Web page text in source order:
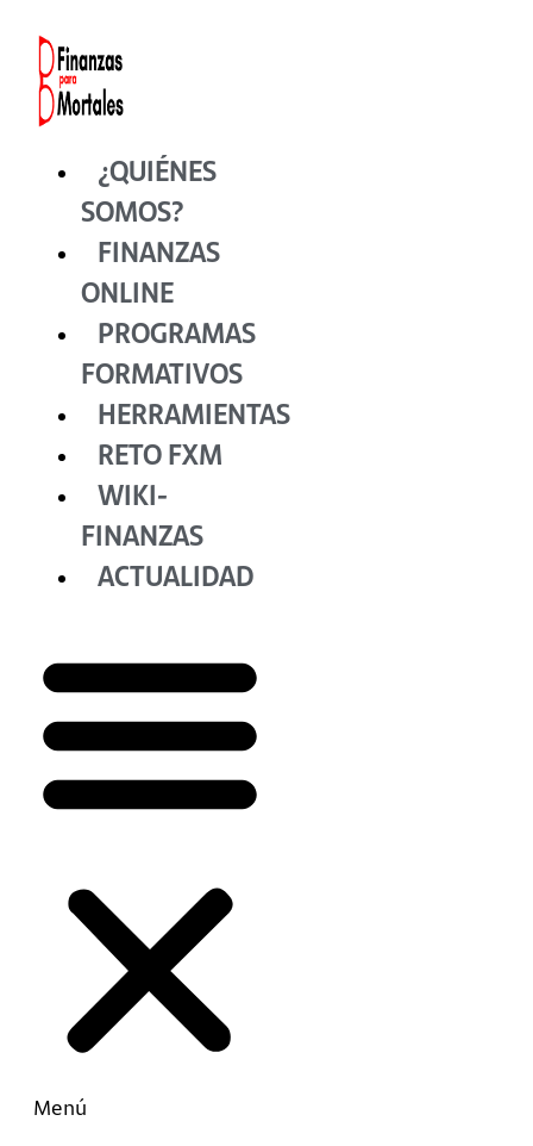
contenido
¿QUIÉNES
SOMOS?
FINANZAS
ONLINE
PROGRAMAS
FORMATIVOS
HERRAMIENTAS
RETO FXM
WIKI-
FINANZAS
ACTUALIDAD
Menú